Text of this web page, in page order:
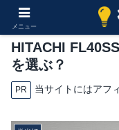
HITACHI
を選ぶ？
PR 当サイトにはアフ
メニュー